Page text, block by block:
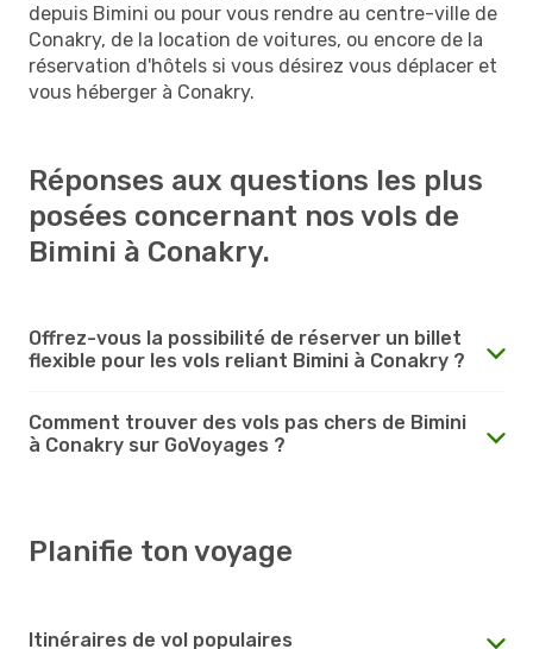
depuis Bimini ou pour vous rendre au centre-ville de
Conakry, de la location de voitures, ou encore de la
réservation d'hôtels si vous désirez vous déplacer et
vous héberger à Conakry.
Réponses aux questions les plus
posées concernant nos vols de
Bimini à Conakry.
Offrez-vous la possibilité de réserver un billet
flexible pour les vols reliant Bimini à Conakry ?
Comment trouver des vols pas chers de Bimini
à Conakry sur GoVoyages ?
Planifie ton voyage
Itinéraires de vol populaires